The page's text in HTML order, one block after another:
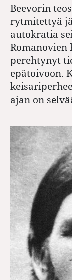
Beevorin
rytmitettyä
autokratia
perehtynyt
epätoivoon.
ajan on